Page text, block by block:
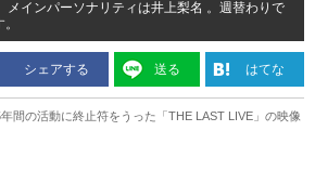
メインパーソナリティは井上梨名 。週替わりで
シェアする 送る はてな
間の活動に終止符をうった「THE LAST LIVE」の映像